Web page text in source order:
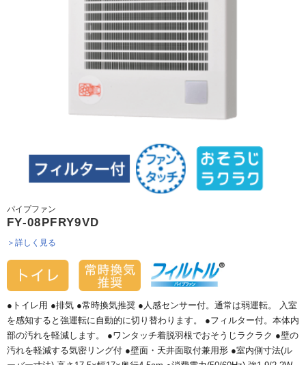
パイプファン
FY-08PFRY9VD
＞詳しく見る
●トイレ用 ●排気 ●常時換気推奨 ●人感センサー付。通常は弱運転。 入室
を感知すると強運転に自動的に切り替わります。 ●フィルター付。本体内
部の汚れを軽減します。 ●ワンタッチ着脱羽根でおそうじラクラク ●壁の
汚れを軽減する気密リング付 ●壁面・天井面取付兼用形 ●室内側寸法(ル